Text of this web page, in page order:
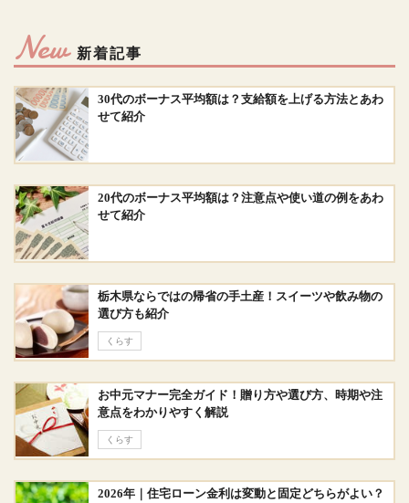
New 新着記事
30代のボーナス平均額は？支給額を上げる方法とあわ
せて紹介
20代のボーナス平均額は？注意点や使い道の例をあわ
せて紹介
栃木県ならではの帰省の手土産！スイーツや飲み物の
選び方も紹介
くらす
お中元マナー完全ガイド！贈り方や選び方、時期や注
意点をわかりやすく解説
くらす
2026年｜住宅ローン金利は変動と固定どちらがよい？